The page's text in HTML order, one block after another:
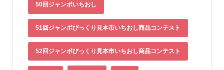
50回ジャンボいちおし
51回ジャンボびっくり見本市いちおし商品コンテスト
52回ジャンボびっくり見本市いちおし商品コンテスト